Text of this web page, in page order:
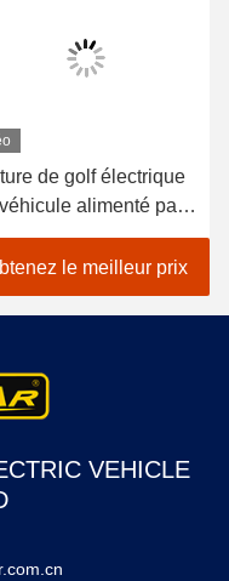
de golf électrique
alimenté par
au lithium 48V
A1S6 + 2 blanc
le meilleur prix
VEHICLE